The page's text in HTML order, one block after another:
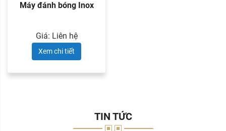
Máy đánh bóng Inox
Giá: Liên hệ
Xem chi tiết
TIN TỨC